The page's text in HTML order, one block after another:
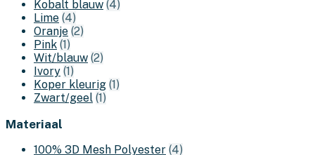
Kobalt blauw (4)
Lime (4)
Oranje (2)
Pink (1)
Wit/blauw (2)
Ivory (1)
Koper kleurig (1)
Zwart/geel (1)
Materiaal
100% 3D Mesh Polyester (4)